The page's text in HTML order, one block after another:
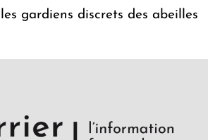
gardiens discrets des abeilles